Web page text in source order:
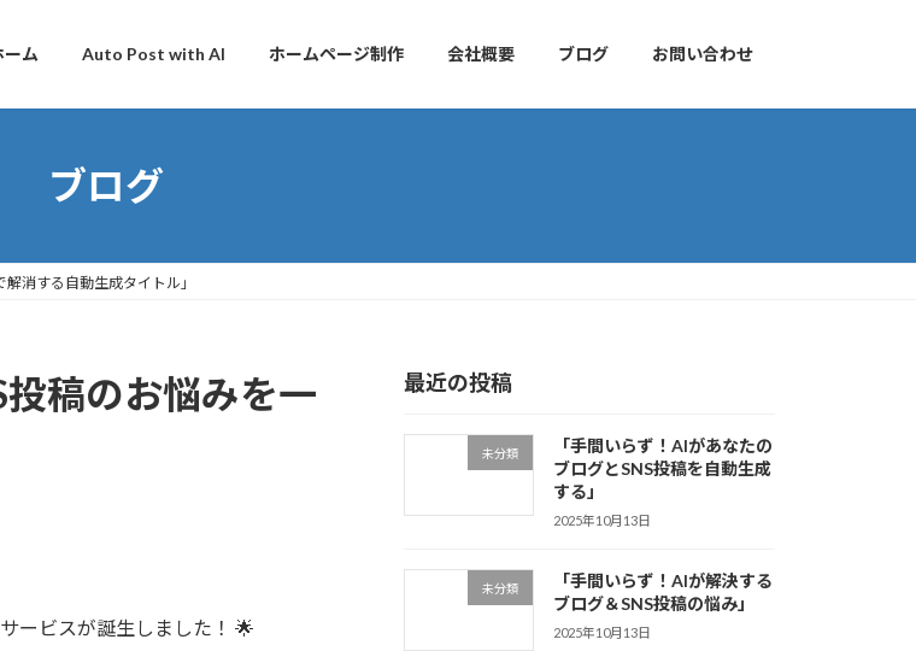
ーム Auto Post with AI ホームページ制作 会社概要 ブログ お問い合わせ
ブログ
消する自動生成タイトル」
投稿のお悩みを一
ービスが誕生しました！ 🌟
最近の投稿
未分類
「手間いらず！AIがあなたの
ブログとSNS投稿を自動生成
する」
2025年10月13日
未分類
「手間いらず！AIが解決する
ブログ＆SNS投稿の悩み」
2025年10月13日